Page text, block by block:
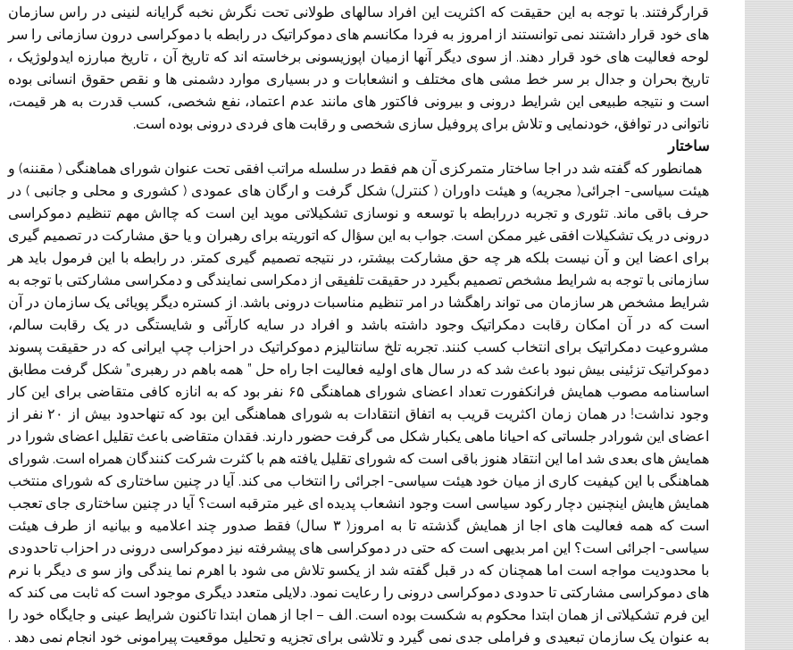
قرارگرفتند. با توجه به این حقیقت که اکثریت این افراد سالهای طولانی تحت نگرش نخبه گرایانه لنینی در راس سازمان
های خود قرار داشتند نمی توانستند از امروز به فردا مکانسم های دموکراتیک در رابطه با دموکراسی درون سازمانی را سر
لوحه فعالیت های خود قرار دهند. از سوی دیگر آنها ازمیان اپوزیسونی برخاسته اند که تاریخ آن ، تاریخ مبارزه ایدولوژیک ،
تاریخ بحران و جدال بر سر خط مشی های مختلف و انشعابات و در بسیاری موارد دشمنی ها و نقص حقوق انسانی بوده
است و نتیجه طبیعی این شرایط درونی و بیرونی فاکتور های مانند عدم اعتماد، نفع شخصی، کسب قدرت به هر قیمت،
ناتوانی در توافق، خودنمایی و تلاش برای پروفیل سازی شخصی و رقابت های فردی درونی بوده است.
ساختار
همانطور که گفته شد در اجا ساختار متمرکزی آن هم فقط در سلسله مراتب افقی تحت عنوان شورای هماهنگی ( مقننه) و
هیئت سیاسی- اجرائی( مجریه) و هیئت داوران ( کنترل) شکل گرفت و ارگان های عمودی ( کشوری و محلی و جانبی ) در
حرف باقی ماند. تئوری و تجربه دررابطه با توسعه و نوسازی تشکیلاتی موید این است که چااش مهم تنظیم دموکراسی
درونی در یک تشکیلات افقی غیر ممکن است. جواب به این سؤال که اتوریته برای رهبران و یا حق مشارکت در تصمیم گیری
برای اعضا این و آن نیست بلکه هر چه حق مشارکت بیشتر، در نتیجه تصمیم گیری کمتر. در رابطه با این فرمول باید هر
سازمانی با توجه به شرایط مشخص تصمیم بگیرد در حقیقت تلفیقی از دمکراسی نمایندگی و دمکراسی مشارکتی با توجه به
شرایط مشخص هر سازمان می تواند راهگشا در امر تنظیم مناسبات درونی باشد. از کستره دیگر پویائی یک سازمان در آن
است که در آن امکان رقابت دمکراتیک وجود داشته باشد و افراد در سایه کارآئی و شایستگی در یک رقابت سالم،
مشروعیت دمکراتیک برای انتخاب کسب کنند. تجربه تلخ سانتالیزم دموکراتیک در احزاب چپ ایرانی که در حقیقت پسوند
دموکراتیک تزئینی بیش نبود باعث شد که در سال های اولیه فعالیت اجا راه حل ” همه باهم در رهبری” شکل گرفت مطابق
اساسنامه مصوب همایش فرانکفورت تعداد اعضای شورای هماهنگی ۶۵ نفر بود که به انازه کافی متقاضی برای این کار
وجود نداشت! در همان زمان اکثریت قریب به اتفاق انتقادات به شورای هماهنگی این بود که تنهاحدود بیش از ۲۰ نفر از
اعضای این شورادر جلساتی که احیانا ماهی یکبار شکل می گرفت حضور دارند. فقدان متقاضی باعث تقلیل اعضای شورا در
همایش های بعدی شد اما این انتقاد هنوز باقی است که شورای تقلیل یافته هم با کثرت شرکت کنندگان همراه است. شورای
هماهنگی با این کیفیت کاری از میان خود هیئت سیاسی- اجرائی را انتخاب می کند. آیا در چنین ساختاری که شورای منتخب
همایش هایش اینچنین دچار رکود سیاسی است وجود انشعاب پدیده ای غیر مترقبه است؟ آیا در چنین ساختاری جای تعجب
است که همه فعالیت های اجا از همایش گذشته تا به امروز( ۳ سال) فقط صدور چند اعلامیه و بیانیه از طرف هیئت
سیاسی- اجرائی است؟ این امر بدیهی است که حتی در دموکراسی های پیشرفته نیز دموکراسی درونی در احزاب تاحدودی
با محدودیت مواجه است اما همچنان که در قبل گفته شد از یکسو تلاش می شود با اهرم نما یندگی واز سو ی دیگر با نرم
های دموکراسی مشارکتی تا حدودی دموکراسی درونی را رعایت نمود. دلایلی متعدد دیگری موجود است که ثابت می کند که
این فرم تشکیلاتی از همان ابتدا محکوم به شکست بوده است. الف – اجا از همان ابتدا تاکنون شرایط عینی و جایگاه خود را
به عنوان یک سازمان تبعیدی و فراملی جدی نمی گیرد و تلاشی برای تجزیه و تحلیل موقعیت پیرامونی خود انجام نمی دهد .